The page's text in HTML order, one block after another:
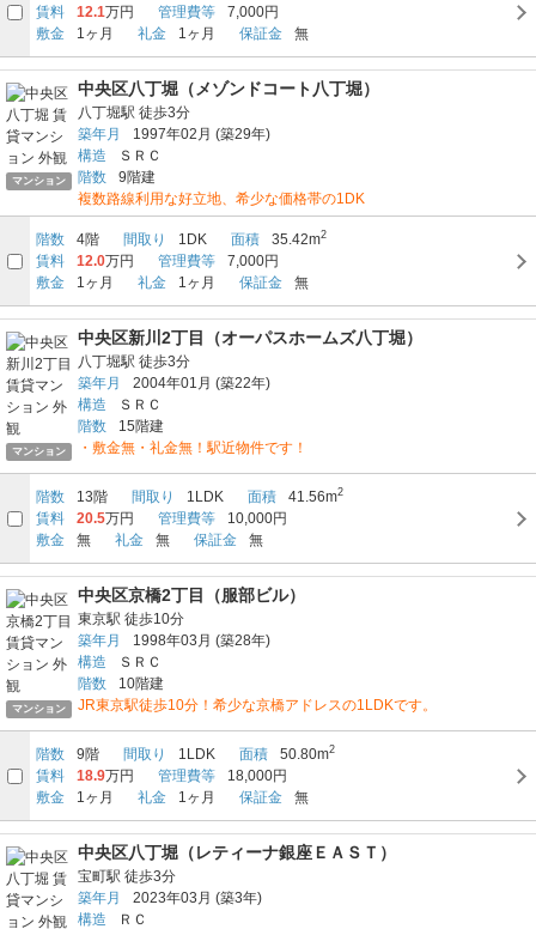
賃料 12.1万円 管理費等
7,000円
敷金
1ヶ月 礼金 1ヶ月 保証金 無
マンション
中央区八丁堀（メゾンドコート八丁堀）
八丁堀駅 徒歩3分
築年月
1997年02月 (築29年)
構造
ＳＲＣ
階数
9階建
複数路線利用な好立地、希少な価格帯の1DK
階数 4階 間取り 1DK 面積 35.42m2
賃料 12.0万円 管理費等
7,000円
敷金
1ヶ月 礼金 1ヶ月 保証金 無
マンション
中央区新川2丁目（オーパスホームズ八丁堀）
八丁堀駅 徒歩3分
築年月
2004年01月 (築22年)
構造
ＳＲＣ
階数
15階建
・敷金無・礼金無！駅近物件です！
階数 13階 間取り 1LDK 面積 41.56m2
賃料 20.5万円 管理費等
10,000円
敷金
無 礼金 無 保証金 無
マンション
中央区京橋2丁目（服部ビル）
東京駅 徒歩10分
築年月
1998年03月 (築28年)
構造
ＳＲＣ
階数
10階建
JR東京駅徒歩10分！希少な京橋アドレスの1LDKです。
階数 9階 間取り 1LDK 面積 50.80m2
賃料 18.9万円 管理費等
18,000円
敷金
1ヶ月 礼金 1ヶ月 保証金 無
中央区八丁堀（レティーナ銀座ＥＡＳＴ）
宝町駅 徒歩3分
築年月
2023年03月 (築3年)
構造
ＲＣ